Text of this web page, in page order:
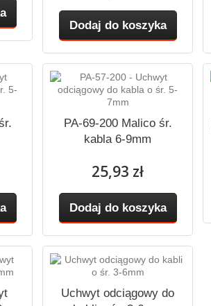
Dodaj do koszyka
PA-69-200 Malico śr.
kabla 6-9mm
25,93 zł
Dodaj do koszyka
Uchwyt odciągowy do